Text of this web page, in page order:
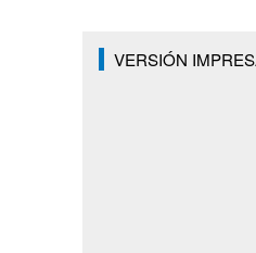
VERSIÓN